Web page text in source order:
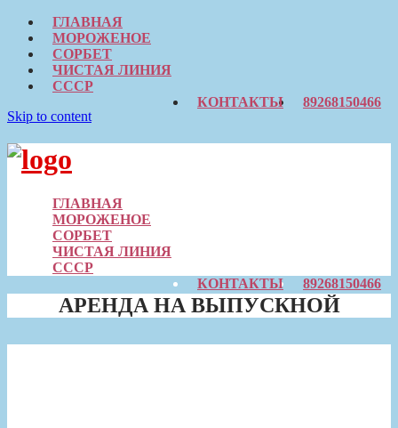
ГЛАВНАЯ
МОРОЖЕНОЕ
СОРБЕТ
ЧИСТАЯ ЛИНИЯ
СССР
89268150466
КОНТАКТЫ
Skip to content
ГЛАВНАЯ
МОРОЖЕНОЕ
СОРБЕТ
ЧИСТАЯ ЛИНИЯ
СССР
89268150466
КОНТАКТЫ
АРЕНДА НА ВЫПУСКНОЙ